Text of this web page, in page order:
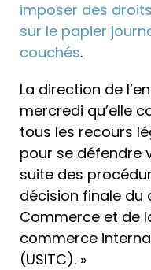
imposer des
sur le papier
couchés.
La direction de
mercredi qu’elle
tous les recours
pour se défendre
suite des
décision finale du
Commerce et de
commerce
(USITC). »